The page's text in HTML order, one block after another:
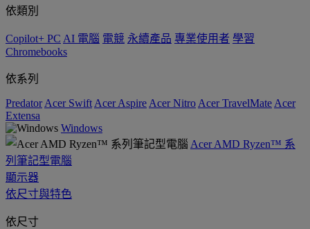
依類別
Copilot+ PC AI 電腦 電競 永續產品 專業使用者 學習
Chromebooks
依系列
Predator Acer Swift Acer Aspire Acer Nitro Acer TravelMate Acer
Extensa
Windows
Acer AMD Ryzen™ 系
列筆記型電腦
顯示器
依尺寸與特色
依尺寸